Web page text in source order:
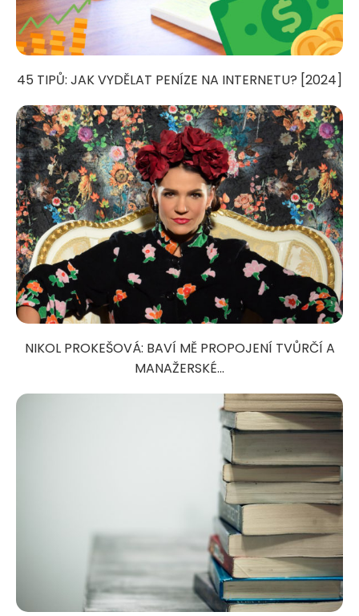
45 TIPŮ: JAK VYDĚLAT PENÍZE NA INTERNETU? [2024]
NIKOL PROKEŠOVÁ: BAVÍ MĚ PROPOJENÍ TVŮRČÍ A
MANAŽERSKÉ...